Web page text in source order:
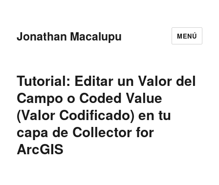
Jonathan Macalupu MENÚ
Tutorial: Editar un Valor del
Campo o Coded Value
(Valor Codificado) en tu
capa de Collector for
ArcGIS